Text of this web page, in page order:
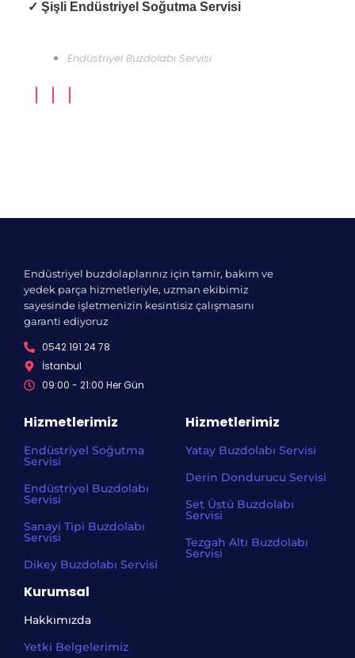
✓ Şişli Endüstriyel Soğutma Servisi
Endüstriyel Buzdolabı Servisi
Endüstriyel buzdolaplarınız için tamir, bakım ve
yedek parça hizmetleriyle, uzman ekibimiz
sayesinde işletmenizin kesintisiz çalışmasını
garanti ediyoruz
0542 191 24 78
İstanbul
09:00 - 21:00 Her Gün​
Hizmetlerimiz
Endüstriyel Soğutma
Servisi
Endüstriyel Buzdolabı
Servisi
Sanayi Tipi Buzdolabı
Servisi
Dikey Buzdolabı Servisi
Hizmetlerimiz
Yatay Buzdolabı Servisi
Derin Dondurucu Servisi
Set Üstü Buzdolabı
Servisi
Tezgah Altı Buzdolabı
Servisi
Kurumsal
Hakkımızda
Yetki Belgelerimiz